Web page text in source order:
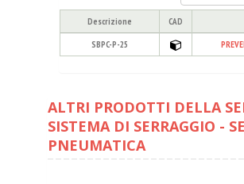
Descrizione CAD
SBPC-P-25
ALTRI PRODOTTI DELLA
SISTEMA DI SERRAGGIO -
PNEUMATICA